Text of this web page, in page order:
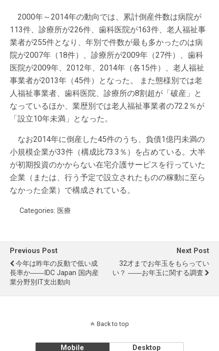
2000年～2014年の動向では、累計倒産件数は病院が
113件、診療所が226件、歯科医院が163件、老人福祉事
業者が255件となり、年別で件数が最も多かったのは病
院が2007年（18件）、診療所が2009年（27件）、歯科
医院が2009年、2012年、2014年（各15件）、老人福祉
事業者が2013年（45件）となった。 また態様別では老
人福祉事業者、歯科医院、診療所の8割超が「破産」と
なっているほか、業歴別では老人福祉事業者の72.2％が
「設立10年未満」となった。
なお2014年に倒産した45件のうち、負債1億円未満の
小規模企業が33件（構成比73.3％）を占めている。大半
が初期投資のかからない在宅介護サービスを行っていた
企業（または、行う予定で設立されたものの稼動に至ら
なかった企業）で構成されている。
Categories: 医療
Previous Post
今年は昨年の反動で低い成
長率か――IDC Japan 国内産
業分野別IT支出動向
Next Post
32才までお年玉をもらってい
い？ ――お年玉に関する調査
Back to top
Mobile Desktop